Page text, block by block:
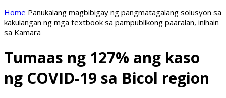
Home Panukalang magbibigay ng pangmatagalang solusyon sa
kakulangan ng mga textbook sa pampublikong paaralan, inihain
sa Kamara
Tumaas ng 127% ang kaso
ng COVID-19 sa Bicol region